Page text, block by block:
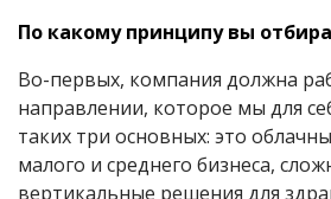
По какому принципу вы
Во-первых, компания должна
направлении, которое мы для
таких три основных: это
малого и среднего бизнеса,
вертикальные решения для